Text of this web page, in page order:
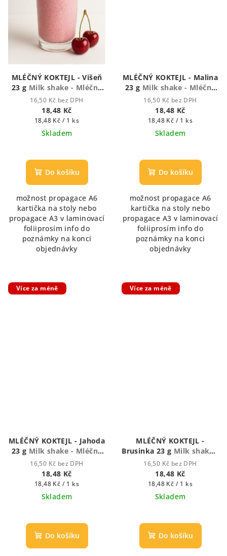
MLÉČNÝ KOKTEJL - Višeň
23 g Milk shake - Mléčný
koktejl
16,50 Kč bez DPH
18,48 Kč
Měrná
cena:
18,48 Kč / 1 ks
Skladem
Do košíku
možnost propagace A6
kartička na stoly nebo
propagace A3 v laminovací
foliiprosím info do
poznámky na konci
objednávky
MLÉČNÝ KOKTEJL - Malina
23 g Milk shake - Mléčný
koktejl
16,50 Kč bez DPH
18,48 Kč
Měrná
cena:
18,48 Kč / 1 ks
Skladem
Do košíku
možnost propagace A6
kartička na stoly nebo
propagace A3 v laminovací
foliiprosím info do
poznámky na konci
objednávky
Více za méně
MLÉČNÝ KOKTEJL - Jahoda
23 g Milk shake - Mléčný
koktejl
16,50 Kč bez DPH
18,48 Kč
Měrná
cena:
18,48 Kč / 1 ks
Skladem
Do košíku
Více za méně
MLÉČNÝ KOKTEJL -
Brusinka 23 g Milk shake -
Mléčný koktejl
16,50 Kč bez DPH
18,48 Kč
Měrná
cena:
18,48 Kč / 1 ks
Skladem
Do košíku